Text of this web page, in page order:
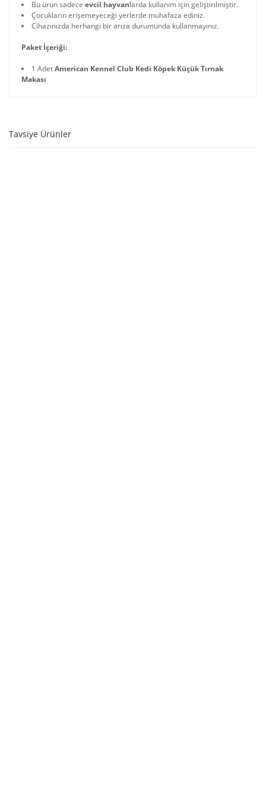
Bu ürün sadece evcil hayvanlarda kullanım için geliştirilmiştir.
Çocukların erişemeyeceği yerlerde muhafaza ediniz.
Cihazınızda herhangi bir arıza durumunda kullanmayınız.
Paket İçeriği:
1 AdetAmerican Kennel Club Kedi Köpek Küçük Tırnak
Makası
Tavsiye Ürünler